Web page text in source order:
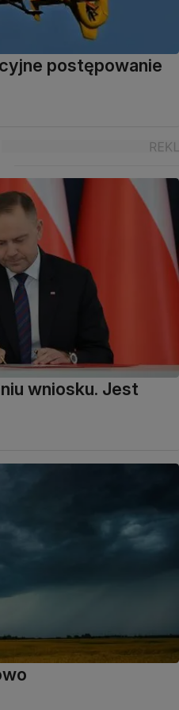
postępowanie
wniosku. Jest